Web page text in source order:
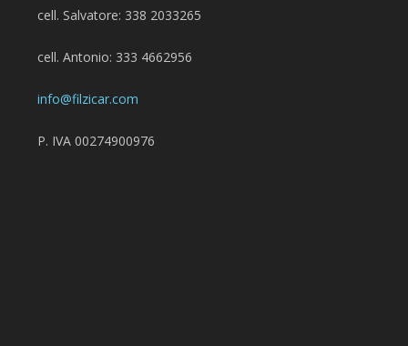
cell. Salvatore: 338 2033265
cell. Antonio: 333 4662956
info@filzicar.com
P. IVA 00274900976